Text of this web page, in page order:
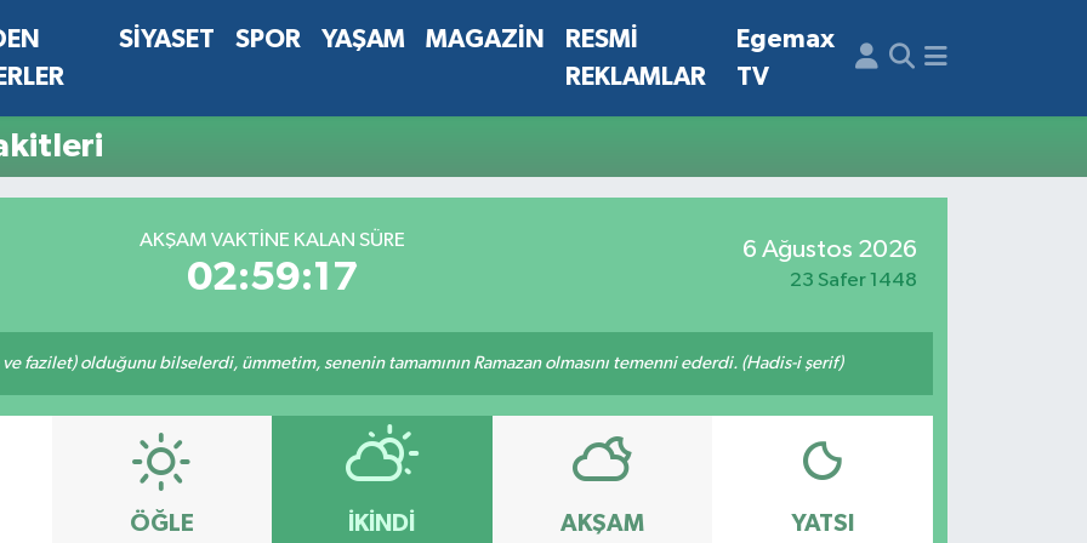
SİYASET SPOR YAŞAM MAGAZİN
RESMİ
REKLAMLAR
Egemax
TV
AKŞAM VAKTINE KALAN SÜRE
02:59:17
6 Ağustos 2026
23 Safer 1448
ve fazilet) olduğunu bilselerdi, ümmetim, senenin tamamının Ramazan olmasını temenni ederdi. (Hadis-i şerif)
ÖĞLE İKINDI AKŞAM YATSI